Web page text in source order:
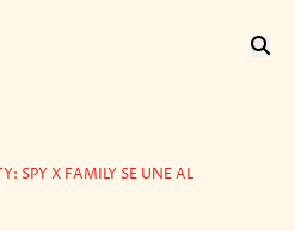
SPY X FAMILY SE UNE AL